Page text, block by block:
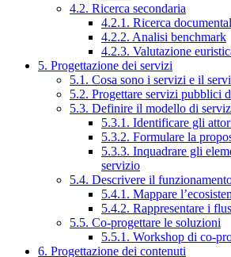
4.2. Ricerca secondaria
4.2.1. Ricerca
4.2.2. Analisi benchmark
4.2.3. Valutazione
5. Progettazione dei servizi
5.1. Cosa sono i servizi e il
5.2. Progettare servizi pubblici
5.3. Definire il modello di
5.3.1. Identificare gli
5.3.2. Formulare la
5.3.3. Inquadrare gli
servizio
5.4. Descrivere il
5.4.1. Mappare
5.4.2. Rappresentare i
5.5. Co-progettare le soluzioni
5.5.1. Workshop di co-
6. Progettazione dei contenuti